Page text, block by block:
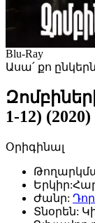
Blu-Ray
Ասա՛ քո
1-12) (2020)
Օրիգինալ
Երկիր:
Ժանր:
Տնօրեն: